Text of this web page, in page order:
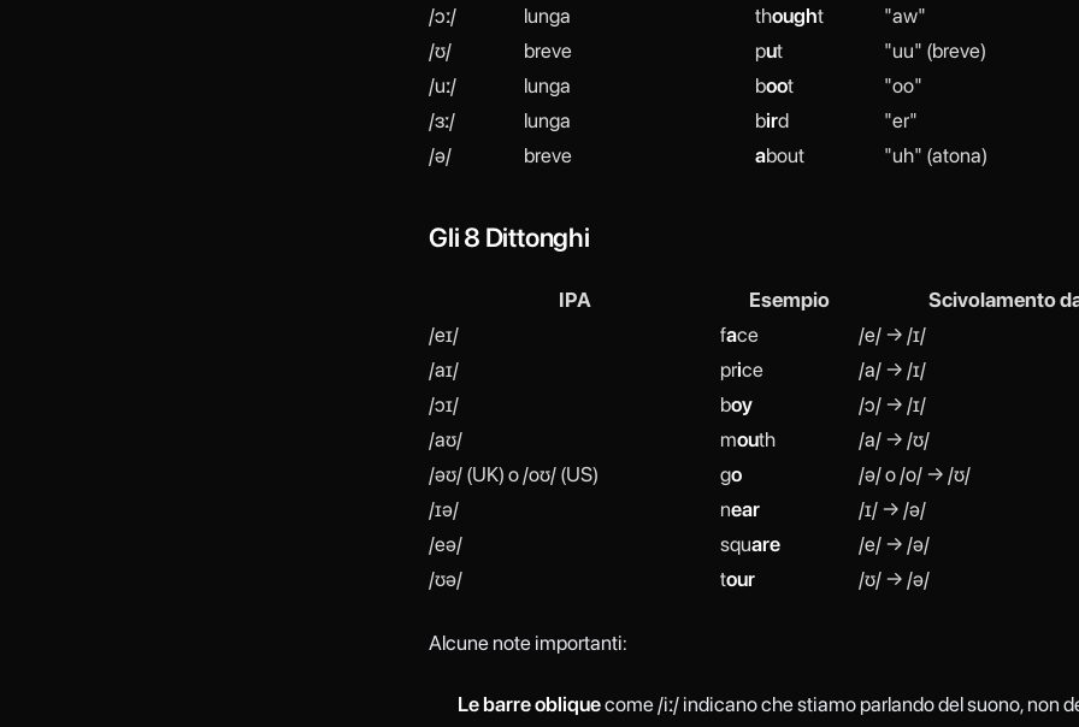
/ɔː/
lunga thought
"aw"
/ʊ/
breve put
"uu" (breve)
/uː/
lunga boot
"oo"
/ɜː/
lunga bird
"er"
/ə/
breve about "uh" (atona)
Gli 8 Dittonghi
IPA Esempio
Scivolamento
/eɪ/
face
/e/ → /ɪ/
/aɪ/
price
/a/ → /ɪ/
/ɔɪ/
boy
/ɔ/ → /ɪ/
/aʊ/
mouth
/a/ → /ʊ/
/əʊ/ (UK) o /oʊ/ (US)
go
/ə/ o /o/ → /ʊ/
/ɪə/
near
/ɪ/ → /ə/
/eə/
square
/e/ → /ə/
/ʊə/
tour /ʊ/ → /ə/
Alcune note importanti:
Le barre obliquecome /iː/ indicano che stiamo parlando del suono, non